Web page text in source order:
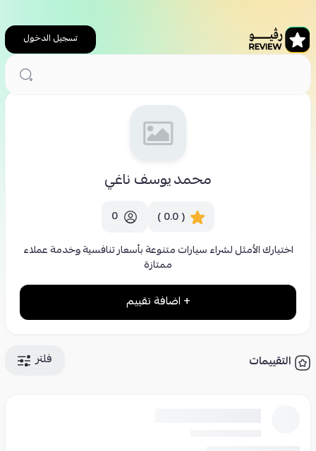
تسجيل الدخول
محمد يوسف ناغي
( 0.0 )
0
اختيارك الأمثل لشراء سيارات متنوعة بأسعار تنافسية وخدمة عملاء
ممتازة
+ اضافة تقييم
التقييمات فلتر